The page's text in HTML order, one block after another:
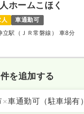
ホームこほく
車通勤可
立駅（ＪＲ常磐線） 車8分
を追加する
×車通勤可（駐車場有）